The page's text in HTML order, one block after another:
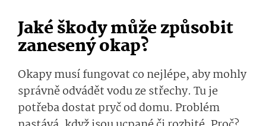
Jaké škody může způsobit
zanesený okap?
Okapy musí fungovat co nejlépe, aby mohly
správně odvádět vodu ze střechy. Tu je
potřeba dostat pryč od domu. Problém